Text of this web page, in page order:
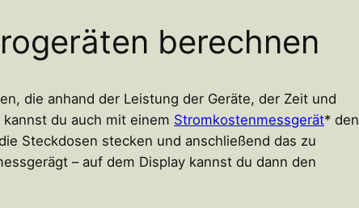
berechnen
die anhand der Leistung der Geräte, der Zeit und
du auch mit einem Stromkostenmessgerät* den
Steckdosen stecken und anschließend das zu
– auf dem Display kannst du dann den